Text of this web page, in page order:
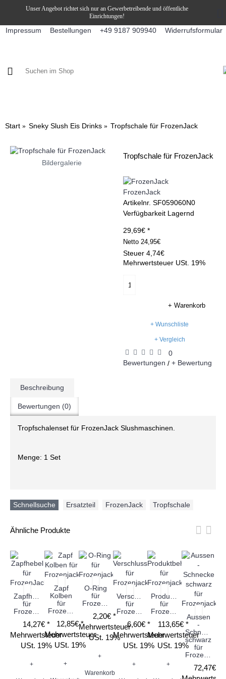
Unser Angebot richtet sich nur an Gewerbetreibende und öffentliche
Einrichtungen!
Impressum Bestellungen +49 9187 909940 Widerrufsformular
Start Sneky Slush Eis Drinks Tropfschale für FrozenJack
Bildergalerie
Tropfschale für FrozenJack
FrozenJack
Artikelnr. SF059060N0
Verfügbarkeit Lagernd
29,69€ *
Netto 24,95€
Steuer 4,74€
Mehrwertsteuer USt. 19%
+ Warenkorb
+ Wunschliste
+ Vergleich
0
Bewertungen / + Bewertung
Beschreibung
Bewertungen (0)
Tropfschalenset für FrozenJack Slushmaschinen.
Menge: 1 Set
Schnellsuche Ersatzteil FrozenJack Tropfschale
Ähnliche Produkte
Zapfhebel
für
14,27€ *
Mehrwertsteuer
USt. 19%
+
Zapf
Kolben
für
Frozenjack
12,85€ *
Mehrwertsteuer
USt. 19%
+
O-Ring
für
Frozenjack
2,20€ *
Mehrwertsteuer
USt. 19%
+
Warenkorb
Verschlusskappe
für
Frozenjack
6,60€ *
Mehrwertsteuer
USt. 19%
+
Produktbehälter
für
Frozenjack
113,65€ *
Mehrwertsteuer
USt. 19%
+
Aussen
-
Schnecke
schwarz
für
Frozenjack
72,47€ *